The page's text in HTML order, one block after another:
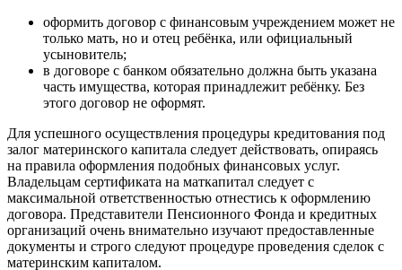
оформить договор с финансовым учреждением может не
только мать, но и отец ребёнка, или официальный
усыновитель;
в договоре с банком обязательно должна быть указана
часть имущества, которая принадлежит ребёнку. Без
этого договор не оформят.
Для успешного осуществления процедуры кредитования под
залог материнского капитала следует действовать, опираясь
на правила оформления подобных финансовых услуг.
Владельцам сертификата на маткапитал следует с
максимальной ответственностью отнестись к оформлению
договора. Представители Пенсионного Фонда и кредитных
организаций очень внимательно изучают предоставленные
документы и строго следуют процедуре проведения сделок с
материнским капиталом.